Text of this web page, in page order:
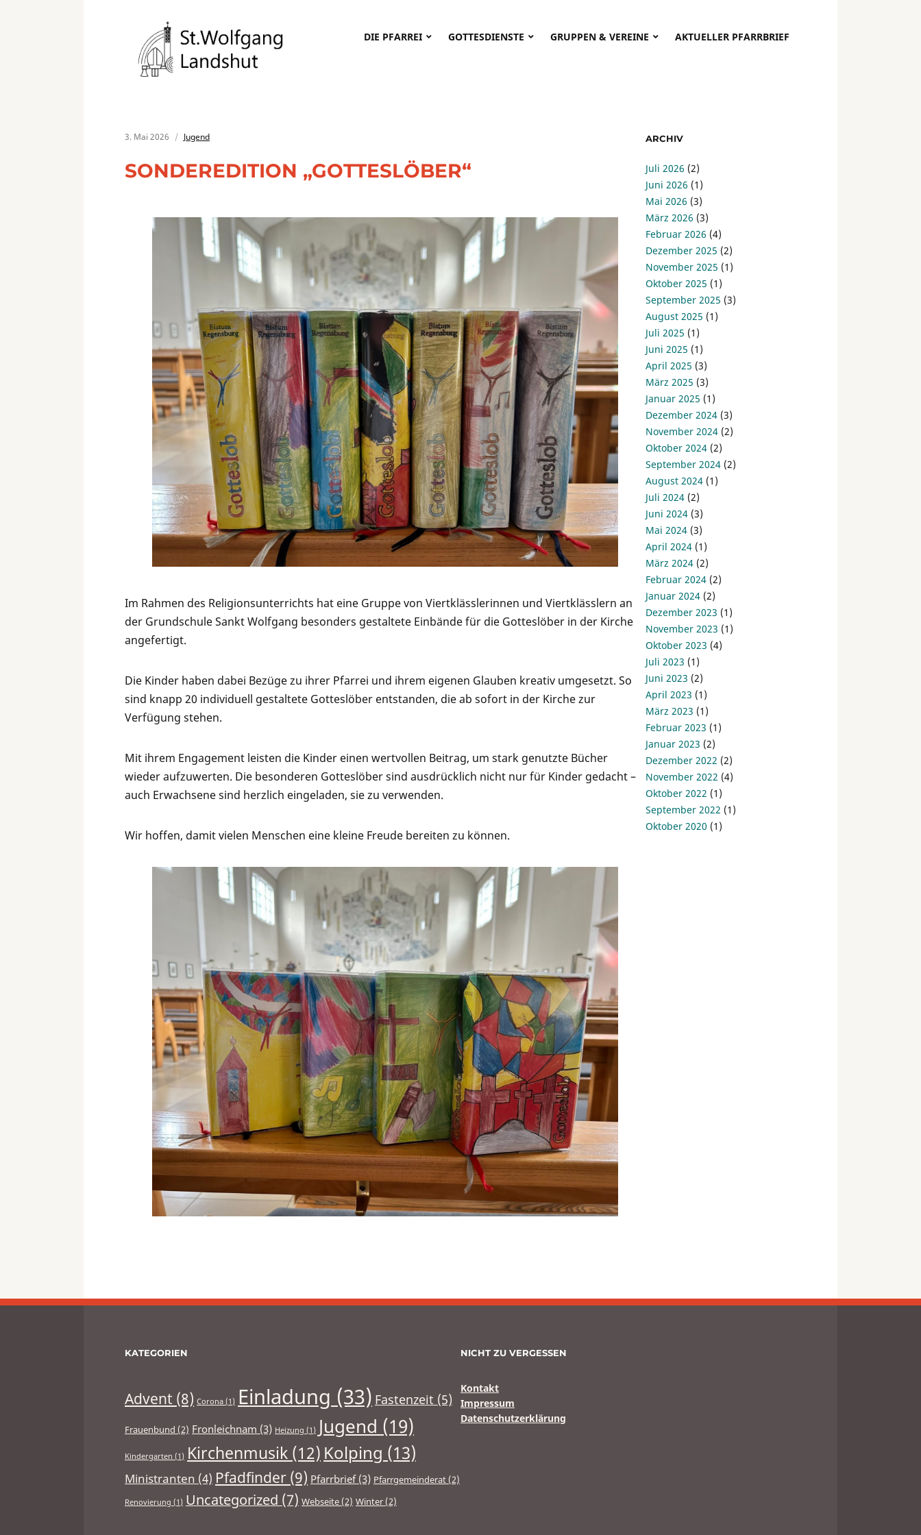
DIE PFARREI GOTTESDIENSTE GRUPPEN & VEREINE AKTUELLER PFARRBRIEF
3. Mai 2026 Jugend
SONDEREDITION „GOTTESLÖBER“
Im Rahmen des Religionsunterrichts hat eine Gruppe von Viertklässlerinnen und Viertklässlern an
der Grundschule Sankt Wolfgang besonders gestaltete Einbände für die Gotteslöber in der Kirche
angefertigt.
Die Kinder haben dabei Bezüge zu ihrer Pfarrei und ihrem eigenen Glauben kreativ umgesetzt. So
sind knapp 20 individuell gestaltete Gotteslöber entstanden, die ab sofort in der Kirche zur
Verfügung stehen.
Mit ihrem Engagement leisten die Kinder einen wertvollen Beitrag, um stark genutzte Bücher
wieder aufzuwerten. Die besonderen Gotteslöber sind ausdrücklich nicht nur für Kinder gedacht –
auch Erwachsene sind herzlich eingeladen, sie zu verwenden.
Wir hoffen, damit vielen Menschen eine kleine Freude bereiten zu können.
ARCHIV
Juli 2026 (2)
Juni 2026 (1)
Mai 2026 (3)
März 2026 (3)
Februar 2026 (4)
Dezember 2025 (2)
November 2025 (1)
Oktober 2025 (1)
September 2025 (3)
August 2025 (1)
Juli 2025 (1)
Juni 2025 (1)
April 2025 (3)
März 2025 (3)
Januar 2025 (1)
Dezember 2024 (3)
November 2024 (2)
Oktober 2024 (2)
September 2024 (2)
August 2024 (1)
Juli 2024 (2)
Juni 2024 (3)
Mai 2024 (3)
April 2024 (1)
März 2024 (2)
Februar 2024 (2)
Januar 2024 (2)
Dezember 2023 (1)
November 2023 (1)
Oktober 2023 (4)
Juli 2023 (1)
Juni 2023 (2)
April 2023 (1)
März 2023 (1)
Februar 2023 (1)
Januar 2023 (2)
Dezember 2022 (2)
November 2022 (4)
Oktober 2022 (1)
September 2022 (1)
Oktober 2020 (1)
KATEGORIEN
Advent (8) Corona (1) Einladung (33) Fastenzeit (5)
Frauenbund (2) Fronleichnam (3) Heizung (1) Jugend (19)
Kindergarten (1) Kirchenmusik (12) Kolping (13)
Ministranten (4) Pfadfinder (9) Pfarrbrief(3) Pfarrgemeinderat (2)
Renovierung (1) Uncategorized (7) Webseite (2) Winter (2)
NICHT ZU VERGESSEN
Kontakt
Impressum
Datenschutzerklärung